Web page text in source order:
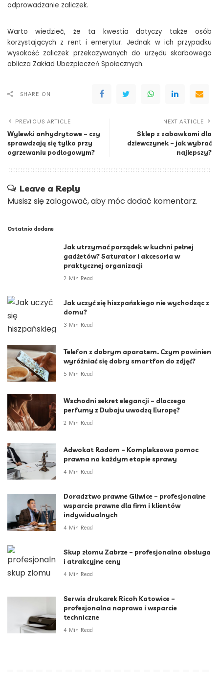
odprowadzanie zaliczek.
Warto wiedzieć, że ta kwestia dotyczy także osób
korzystających z rent i emerytur. Jednak w ich przypadku
wysokość zaliczek przekazywanych do urzędu skarbowego
oblicza Zakład Ubezpieczeń Społecznych.
SHARE ON
PREVIOUS ARTICLE
Wylewki anhydrytowe – czy
sprawdzają się tylko przy
ogrzewaniu podłogowym?
NEXT ARTICLE
Sklep z zabawkami dla
dziewczynek – jak wybrać
najlepszy?
Leave a Reply
Musisz się zalogować, aby móc dodać komentarz.
Ostatnio dodane
Jak utrzymać porządek w kuchni pełnej
gadżetów? Saturator i akcesoria w
praktycznej organizacji
2 Min Read
Jak uczyć się hiszpańskiego nie wychodząc z
domu?
3 Min Read
Telefon z dobrym aparatem. Czym powinien
wyróżniać się dobry smartfon do zdjęć?
5 Min Read
Wschodni sekret elegancji – dlaczego
perfumy z Dubaju uwodzą Europę?
2 Min Read
Adwokat Radom – Kompleksowa pomoc
prawna na każdym etapie sprawy
4 Min Read
Doradztwo prawne Gliwice – profesjonalne
wsparcie prawne dla firm i klientów
indywidualnych
4 Min Read
Skup złomu Zabrze – profesjonalna obsługa
i atrakcyjne ceny
4 Min Read
Serwis drukarek Ricoh Katowice –
profesjonalna naprawa i wsparcie
techniczne
4 Min Read